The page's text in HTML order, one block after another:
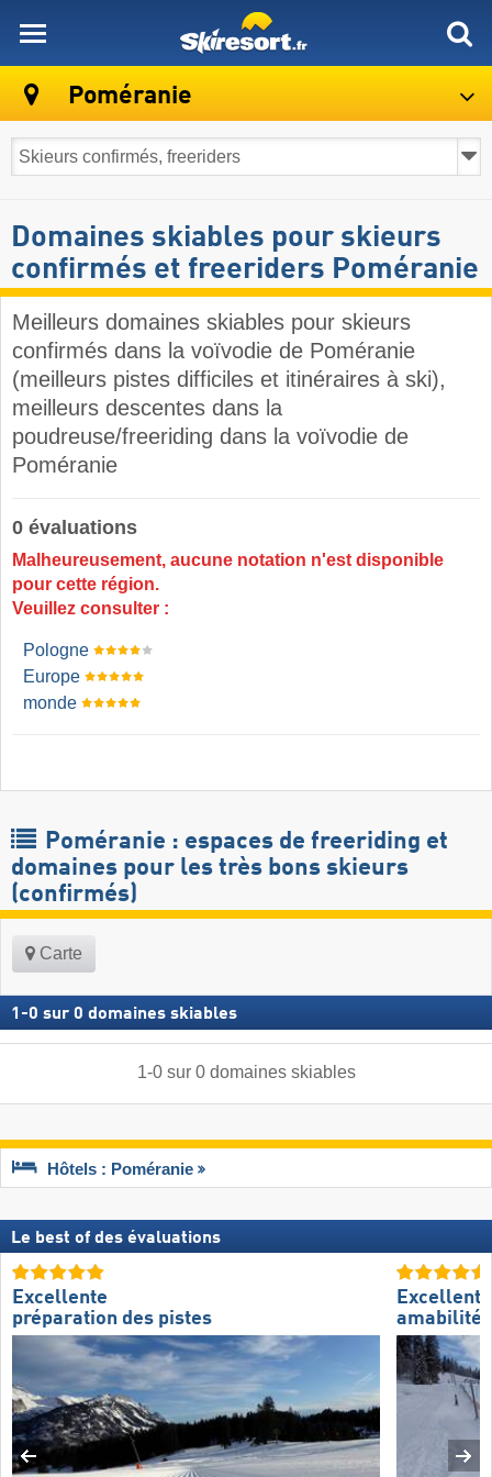
Poméranie
Domaines skiables pour skieurs
confirmés et freeriders Poméranie
Meilleurs domaines skiables pour skieurs
confirmés dans la voïvodie de Poméranie
(meilleurs pistes difficiles et itinéraires à ski),
meilleurs descentes dans la
poudreuse/freeriding dans la voïvodie de
Poméranie
0 évaluations
Malheureusement, aucune notation n'est disponible
pour cette région.
Veuillez consulter :
Pologne
Europe
monde
Poméranie : espaces de freeriding et
domaines pour les très bons skieurs
(confirmés)
Carte
1 -0 sur 0 domaines skiables
1-0sur 0 domaines skiables
Hôtels : Poméranie
Le best of des évaluations
Excellente
préparation des pistes
Excellente
amabilité